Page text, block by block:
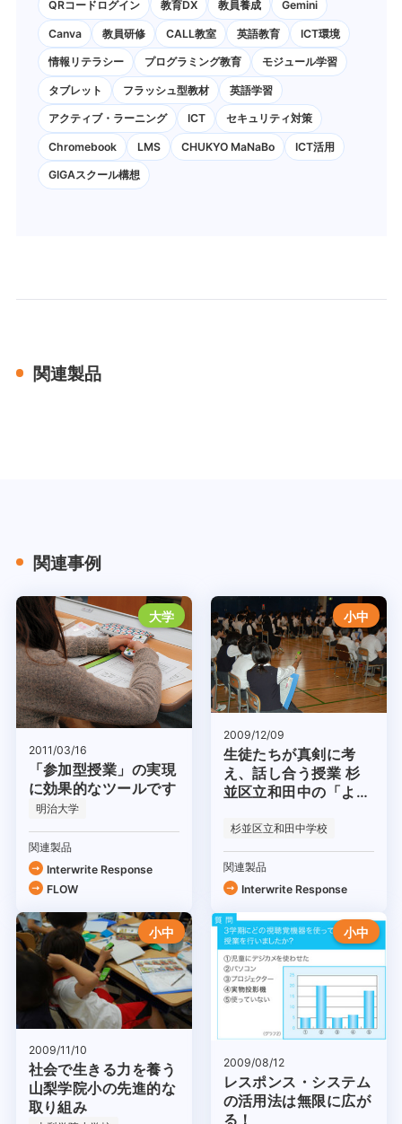
QRコードログイン 教育DX 教員養成 Gemini
Canva 教員研修 CALL教室 英語教育 ICT環境
情報リテラシー プログラミング教育 モジュール学習
タブレット フラッシュ型教材 英語学習
アクティブ・ラーニング ICT セキュリティ対策
Chromebook LMS CHUKYO MaNaBo ICT活用
GIGAスクール構想
関連製品
関連事例
大学
2011/03/16
「参加型授業」の実現
に効果的なツールです
明治大学
関連製品
Interwrite Response
FLOW
小中
2009/12/09
生徒たちが真剣に考
え、話し合う授業 杉
並区立和田中の「よの
杉並区立和田中学校
関連製品
Interwrite Response
小中
2009/11/10
社会で生きる力を養う
山梨学院小の先進的な
取り組み
小中
2009/08/12
レスポンス・システム
の活用法は無限に広が
る！